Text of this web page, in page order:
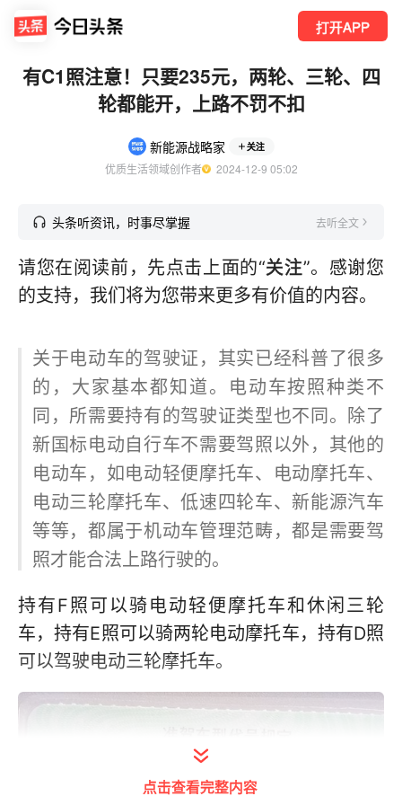
打开APP
有C1照注意！只要235元，两轮、三轮、四
轮都能开，上路不罚不扣
新能源战略家 关注
优质生活领域创作者
  2024-12-9 05:02
头条听资讯，时事尽掌握 去听全文
请您在阅读前，先点击上面的“关注”。感谢您
的支持，我们将为您带来更多有价值的内容。
关于电动车的驾驶证，其实已经科普了很多
的，大家基本都知道。电动车按照种类不
同，所需要持有的驾驶证类型也不同。除了
新国标电动自行车不需要驾照以外，其他的
电动车，如电动轻便摩托车、电动摩托车、
电动三轮摩托车、低速四轮车、新能源汽车
等等，都属于机动车管理范畴，都是需要驾
照才能合法上路行驶的。
持有F照可以骑电动轻便摩托车和休闲三轮
车，持有E照可以骑两轮电动摩托车，持有D照
可以驾驶电动三轮摩托车。
点击查看完整内容